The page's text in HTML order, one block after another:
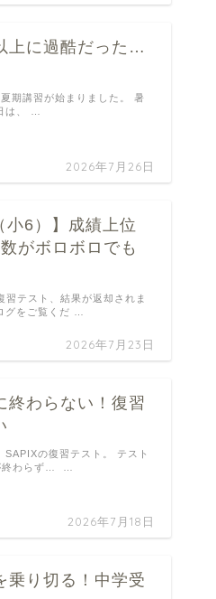
上に過酷だった…
2026年7月26日
期講習が始まりました。 暑
は、 …
小6）】成績上位
がボロボロでも
2026年7月23日
テスト、結果が返却されま
グをご覧くだ …
終わらない！復習
2026年7月18日
の復習テスト。 テスト
終わらず… …
乗り切る！中学受